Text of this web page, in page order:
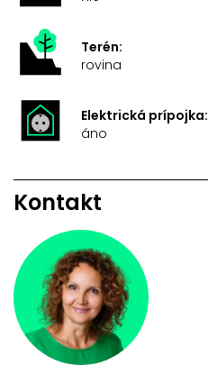
Terén:
rovina
Elektrická prípojka:
áno
Kontakt